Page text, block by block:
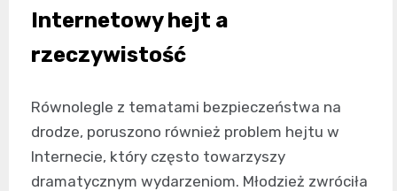
Internetowy hejt a
rzeczywistość
Równolegle z tematami bezpieczeństwa na
drodze, poruszono również problem hejtu w
Internecie, który często towarzyszy
dramatycznym wydarzeniom. Młodzież zwróciła